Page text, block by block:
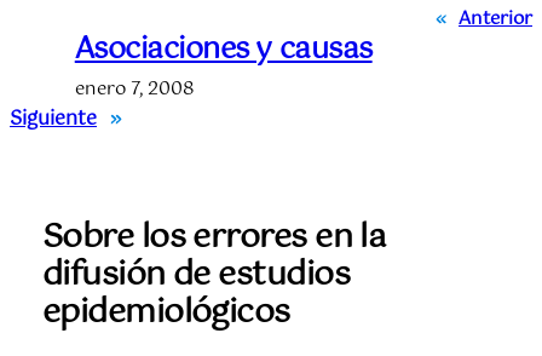
« Anterior
Asociaciones y causas
enero 7, 2008
Siguiente »
Sobre los errores en la
difusión de estudios
epidemiológicos